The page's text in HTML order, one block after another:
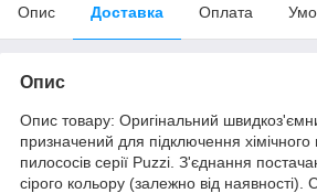
Опис Доставка Оплата
Опис
Опис товару: Оригінальний
призначений для підключення
пилососів серії Puzzi. З'єднання
сірого кольору (залежно від наявності).